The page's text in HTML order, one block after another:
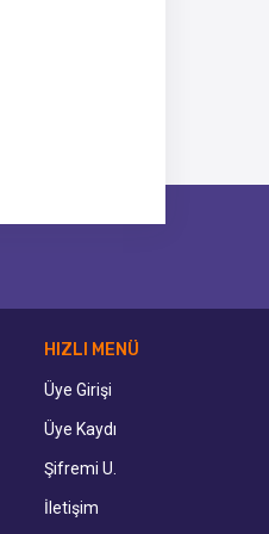
HIZLI MENÜ
Üye Girişi
Üye Kaydı
Şifremi U.
İletişim